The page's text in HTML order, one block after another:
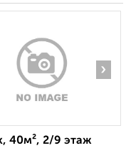
›
40м², 2/9 этаж